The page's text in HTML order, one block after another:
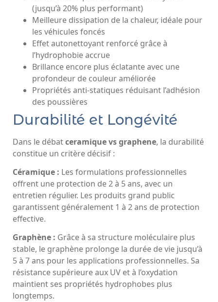
(jusqu’à 20% plus performant)
Meilleure dissipation de la chaleur, idéale pour
les véhicules foncés
Effet autonettoyant renforcé grâce à
l’hydrophobie accrue
Brillance encore plus éclatante avec une
profondeur de couleur améliorée
Propriétés anti-statiques réduisant l’adhésion
des poussières
Durabilité et Longévité
Dans le débatceramique vs graphene, la durabilité
constitue un critère décisif :
Céramique : Les formulations professionnelles
offrent une protection de 2 à 5 ans, avec un
entretien régulier. Les produits grand public
garantissent généralement 1 à 2 ans de protection
effective.
Graphène : Grâce à sa structure moléculaire plus
stable, le graphène prolonge la durée de vie jusqu’à
5 à 7 ans pour les applications professionnelles. Sa
résistance supérieure aux UV et à l’oxydation
maintient ses propriétés hydrophobes plus
longtemps.